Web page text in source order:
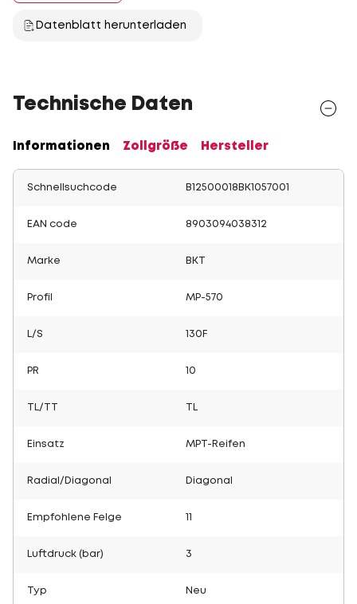
Datenblatt herunterladen
Technische Daten
Informationen Zollgröße Hersteller
Schnellsuchcode B12500018BK1057001
EAN code 8903094038312
Marke BKT
Profil MP-570
L/S 130F
PR 10
TL/TT
Einsatz MPT-Reifen
Radial/Diagonal Diagonal
Empfohlene Felge
Luftdruck (bar) 3
Typ Neu